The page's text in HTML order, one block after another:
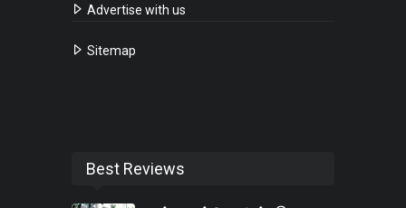
Advertise with us
Sitemap
Best Reviews